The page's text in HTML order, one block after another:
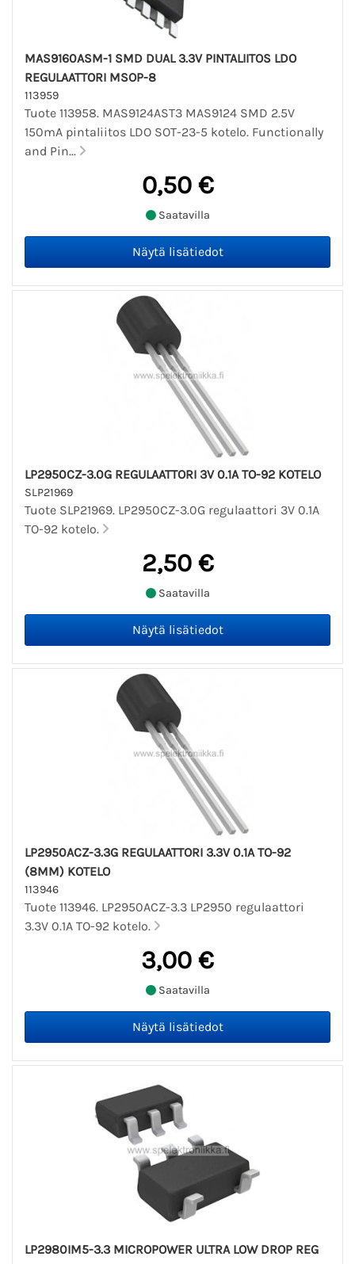
MAS9160ASM-1 SMD DUAL 3.3V PINTALIITOS LDO
REGULAATTORI MSOP-8
113959
Tuote 113958. MAS9124AST3 MAS9124 SMD 2.5V
150mA pintaliitos LDO SOT-23-5 kotelo. Functionally
and Pin...
0,50 €
Saatavilla
LP2950CZ-3.0G REGULAATTORI 3V 0.1A TO-92 KOTELO
SLP21969
Tuote SLP21969. LP2950CZ-3.0G regulaattori 3V 0.1A
TO-92 kotelo.
2,50 €
Saatavilla
LP2950ACZ-3.3G REGULAATTORI 3.3V 0.1A TO-92
(8MM) KOTELO
113946
Tuote 113946. LP2950ACZ-3.3 LP2950 regulaattori
3.3V 0.1A TO-92 kotelo.
3,00 €
Saatavilla
LP2980IM5-3.3 MICROPOWER ULTRA LOW DROP REG